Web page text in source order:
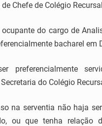
Chefe de Colégio
ocupante do cargo de
bacharel em
preferencialmente
do Colégio
na serventia não haja
ou que tenha relação